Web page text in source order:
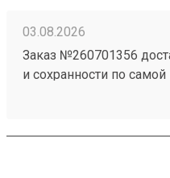
03.08.2026
Заказ №260701356
и сохранности по